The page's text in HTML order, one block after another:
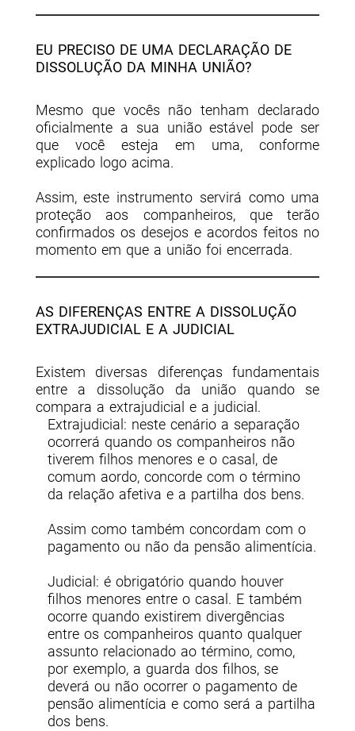
EU PRECISO DE UMA DECLARAÇÃO DE
DISSOLUÇÃO DA MINHA UNIÃO?
Mesmo que vocês não tenham declarado
oficialmente a sua união estável pode ser
que você esteja em uma, conforme
explicado logo acima.
Assim, este instrumento servirá como uma
proteção aos companheiros, que terão
confirmados os desejos e acordos feitos no
momento em que a união foi encerrada.
AS DIFERENÇAS ENTRE A DISSOLUÇÃO
EXTRAJUDICIAL E A JUDICIAL
Existem diversas diferenças fundamentais
entre a dissolução da união quando se
compara a extrajudicial e a judicial.
Extrajudicial: neste cenário a separação
ocorrerá quando os companheiros não
tiverem filhos menores e o casal, de
comum aordo, concorde com o término
da relação afetiva e a partilha dos bens.
Assim como também concordam com o
pagamento ou não da pensão alimentícia.
Judicial: é obrigatório quando houver
filhos menores entre o casal. E também
ocorre quando existirem divergências
entre os companheiros quanto qualquer
assunto relacionado ao término, como,
por exemplo, a guarda dos filhos, se
deverá ou não ocorrer o pagamento de
pensão alimentícia e como será a partilha
dos bens.